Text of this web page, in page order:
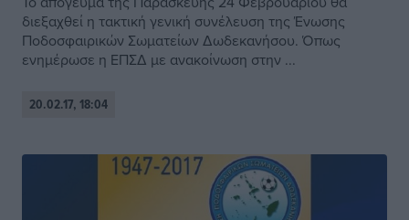
διεξαχθεί η τακτική γενική συνέλευση της Ένωσης
Ποδοσφαιρικών Σωματείων Δωδεκανήσου. Όπως
ενημέρωσε η ΕΠΣΔ με ανακοίνωση στην ...
20.02.17, 18:04